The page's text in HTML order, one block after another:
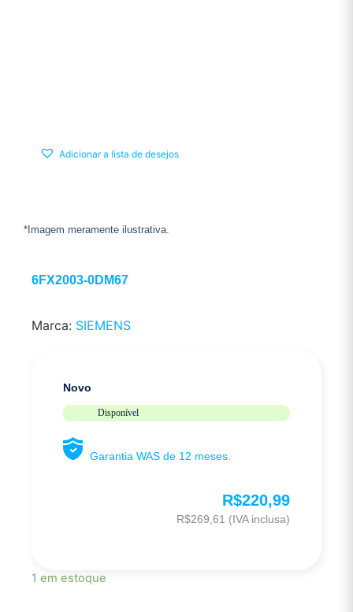
Adicionar a lista de desejos
*Imagem meramente ilustrativa.
6FX2003-0DM67
Marca: SIEMENS
Novo
Disponível
Garantia WAS de 12 meses.
R$220,99
R$269,61 (IVA inclusa)
1 em estoque